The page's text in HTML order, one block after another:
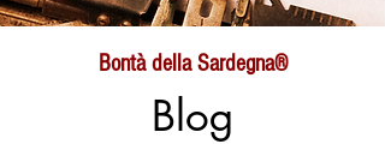
Bontà della Sardegna®
Blog